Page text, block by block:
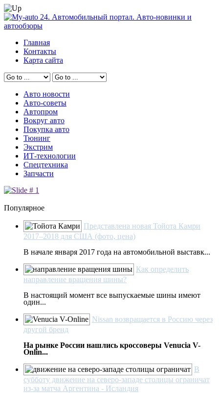
Главная
Контакты
Карта сайта
Авто новости
Авто-советы
Автопром
Вокруг авто
Покупка авто
Тюнинг
Экстрим
ИТ-технологии
Спецтехника
Запчасти
Популярное
Представлена новая Тойота Камри
2017–2018 для США (фото, цена)
В начале января 2017 года на автомобильной выставк...
Как определить
направление вращения шины?
В настоящий момент все выпускаемые шины имеют
один...
Nissan возвращается в Россию через
другой бренд
На рынке России нашлись кроссоверы Venucia V-
Onlin...
В
субботу движение на северо-западе столицы ограничат
из-за матча Аргентина - Исландия